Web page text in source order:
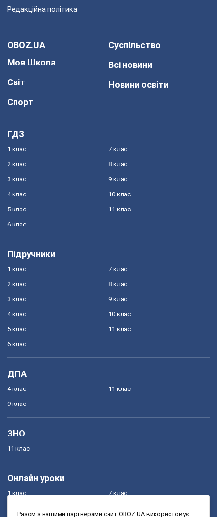
Редакційна політика
OBOZ.UA
Моя Школа
Світ
Спорт
Суспільство
Всі новини
Новини освіти
ГДЗ
1 клас
2 клас
3 клас
4 клас
5 клас
6 клас
7 клас
8 клас
9 клас
10 клас
11 клас
Підручники
1 клас
2 клас
3 клас
4 клас
5 клас
6 клас
7 клас
8 клас
9 клас
10 клас
11 клас
ДПА
4 клас
9 клас
11 клас
ЗНО
11 клас
Онлайн уроки
1 клас 7 клас
Разом з нашими партнерами сайт OBOZ.UA використовує